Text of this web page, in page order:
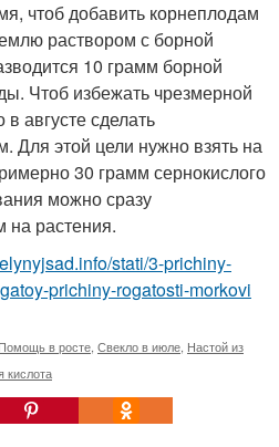
чтоб добавить корнеплодам
раствором с борной
10 грамм борной
Чтоб избежать чрезмерной
августе сделать
Для этой цели нужно взять на
30 грамм сернокислого
можно сразу
на растения.
stati/3-prichiny-
prichiny-rogatosti-morkovi
Помощь в росте, Свекло в июле, Настой из
кислота